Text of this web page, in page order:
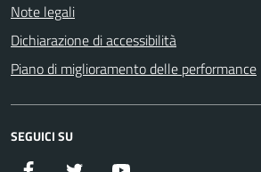
Note legali
Dichiarazione di accessibilità
Piano di miglioramento delle performance
SEGUICI SU